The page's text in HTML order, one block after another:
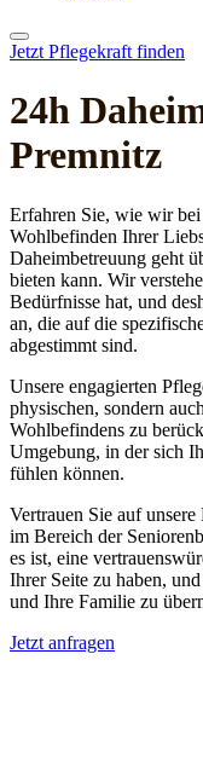
Jetzt Pflegekraft finden
24h
Premnitz
Erfahren Sie, wie wir
Wohlbefinden Ihrer
Daheimbetreuung geht
bieten kann. Wir
Bedürfnisse hat, und
an, die auf die
abgestimmt sind.
Unsere engagierten
physischen, sondern
Wohlbefindens zu
Umgebung, in der sich
fühlen können.
Vertrauen Sie auf
im Bereich der
es ist, eine
Ihrer Seite zu haben,
und Ihre Familie zu
Jetzt anfragen